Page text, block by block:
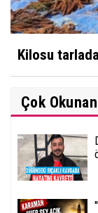
Kilosu
Çok Okunan